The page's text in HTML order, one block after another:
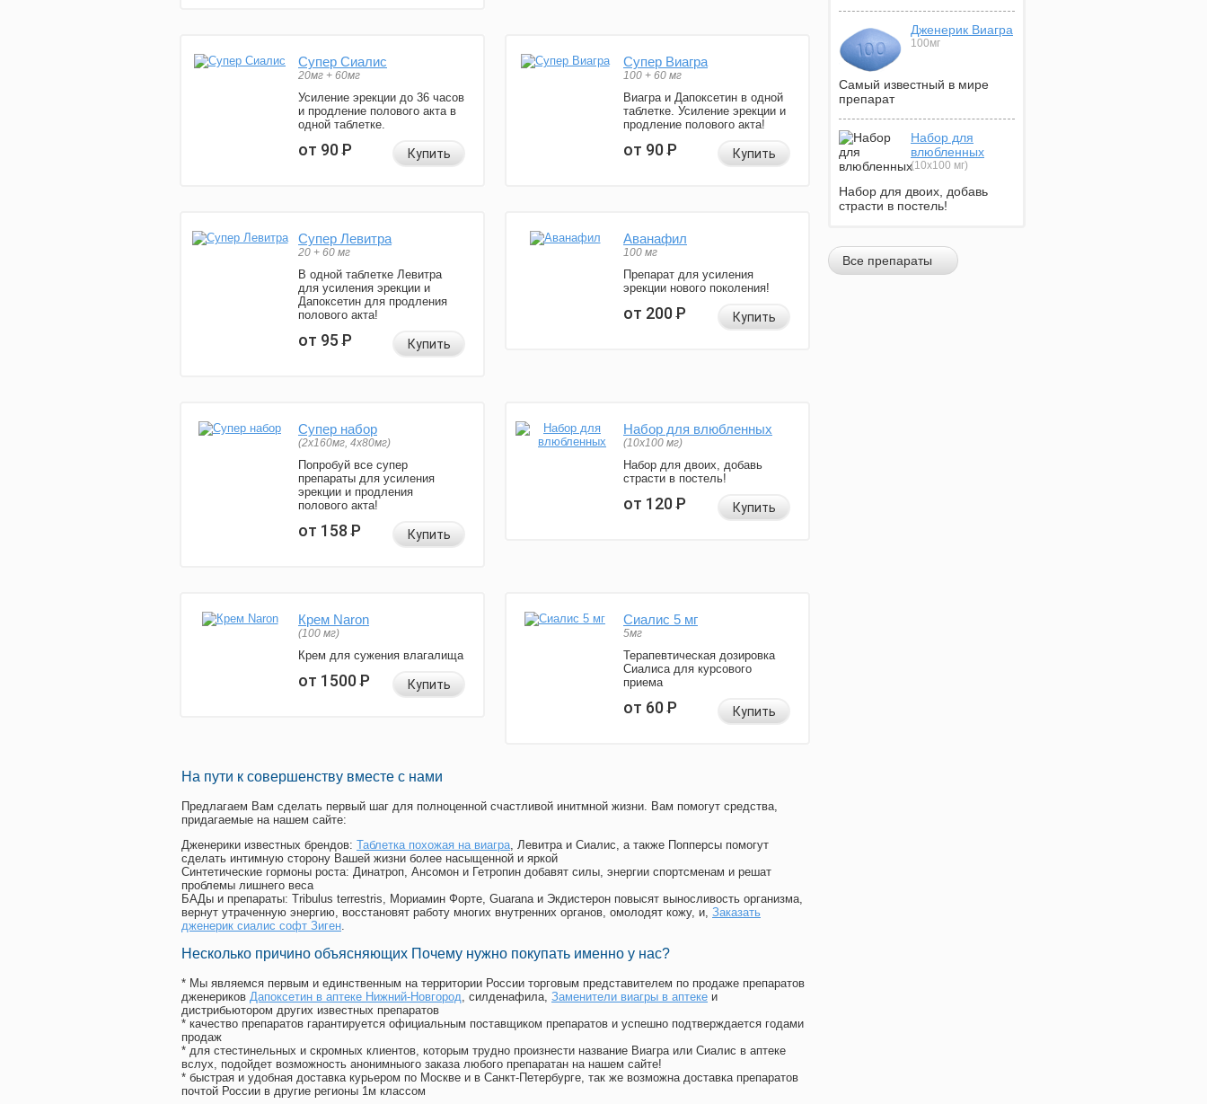
Супер Сиалис
20мг + 60мг
Усиление эрекции до 36 часов
и продление полового акта в
одной таблетке.
от 90Р Купить
Супер Виагра
100 + 60 мг
Виагра и Дапоксетин в одной
таблетке. Усиление эрекции и
продление полового акта!
от 90Р Купить
Супер Левитра
20 + 60 мг
В одной таблетке Левитра
для усиления эрекции и
Дапоксетин для продления
полового акта!
от 95Р Купить
Аванафил
100 мг
Препарат для усиления
эрекции нового поколения!
от 200Р Купить
Супер набор
(2х160мг, 4х80мг)
Попробуй все супер
препараты для усиления
эрекции и продления
полового акта!
от 158Р Купить
Набор для влюбленных
(10х100 мг)
Набор для двоих, добавь
страсти в постель!
от 120Р Купить
Крем Naron
(100 мг)
Крем для сужения влагалища
от 1500Р Купить
Сиалис 5 мг
5мг
Терапевтическая дозировка
Сиалиса для курсового
приема
от 60Р Купить
На пути к совершенству вместе с нами
Предлагаем Вам сделать первый шаг для полноценной счастливой инитмной жизни. Вам помогут средства,
придагаемые на нашем сайте:
Дженерики известных брендов: Таблетка похожая на виагра, Левитра и Сиалис, а также Попперсы помогут
сделать интимную сторону Вашей жизни более насыщенной и яркой
Синтетические гормоны роста: Динатроп, Ансомон и Гетропин добавят силы, энергии спортсменам и решат
проблемы лишнего веса
БАДы и препараты: Tribulus terrestris, Мориамин Форте, Guarana и Экдистерон повысят выносливость организма,
вернут утраченную энергию, восстановят работу многих внутренних органов, омолодят кожу, и, Заказать
дженерик сиалис софт Зиген.
Несколько причино объясняющих Почему нужно покупать именно у нас?
* Мы являемся первым и единственным на территории России торговым представителем по продаже препаратов
дженериков Дапоксетин в аптеке Нижний-Новгород, силденафила, Заменители виагры в аптеке и
дистрибьютором других известных препаратов
* качество препаратов гарантируется официальным поставщиком препаратов и успешно подтверждается годами
продаж
* для стестинельных и скромных клиентов, которым трудно произнести название Виагра или Сиалис в аптеке
вслух, подойдет возможность анонимныого заказа любого препаратан на нашем сайте!
* быстрая и удобная доставка курьером по Москве и в Санкт-Петербурге, так же возможна доставка препаратов
почтой России в другие регионы 1м классом
Дженерик Виагра
100мг
Самый известный в мире
препарат
Набор для
влюбленных
(10х100 мг)
Набор для двоих, добавь
страсти в постель!
Все препараты